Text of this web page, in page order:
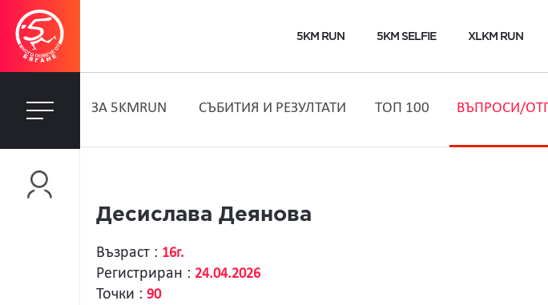
5KM RUN 5KM SELFIE XLKM RUN
ЗA 5KMRUN СЪБИТИЯ И РЕЗУЛТАТИ ТОП 100 ВЪПРОСИ/
Десислава Деянова
Възраст : 16г.
Регистриран : 24.04.2026
Точки : 90